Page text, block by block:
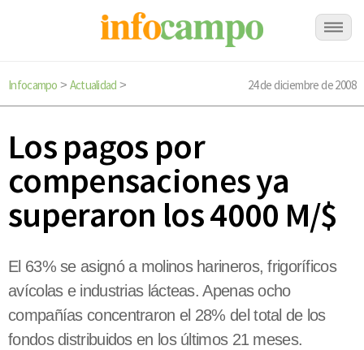
Infocampo > Actualidad > 24 de diciembre de 2008
Los pagos por
compensaciones ya
superaron los 4000 M/$
El 63% se asignó a molinos harineros, frigoríficos
avícolas e industrias lácteas. Apenas ocho
compañías concentraron el 28% del total de los
fondos distribuidos en los últimos 21 meses.